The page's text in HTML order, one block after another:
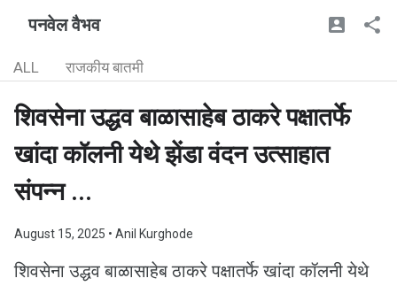
पनवेल वैभव
ALL राजकीय बातमी
शिवसेना उद्धव बाळासाहेब ठाकरे पक्षातर्फे
खांदा कॉलनी येथे झेंडा वंदन उत्साहात
संपन्न ...
August 15, 2025 • Anil Kurghode
शिवसेना उद्धव बाळासाहेब ठाकरे पक्षातर्फे खांदा कॉलनी येथे